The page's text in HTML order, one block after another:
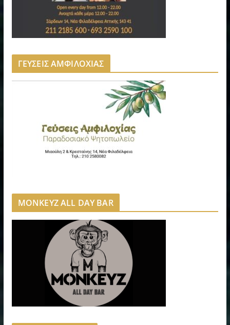
ΓΕΥΣΕΙΣ ΑΜΦΙΛΟΧΙΑΣ
MONKEYZ ALL DAY BAR